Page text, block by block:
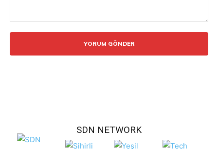
SDN NETWORK